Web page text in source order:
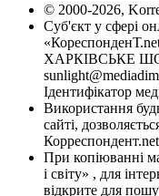
© 2000-2026,
Суб'єкт у сфері
ХАРКІВСЬКЕ
Ідентифікатор
Використання
сайті,
При копіюванні
і світу» , для
відкрите для